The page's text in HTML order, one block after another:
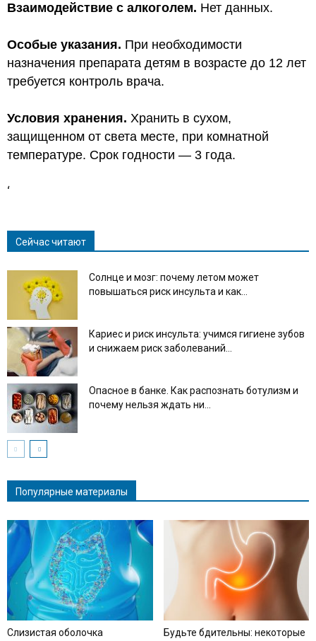
Взаимодействие с алкоголем. Нет данных.
Особые указания. При необходимости
назначения препарата детям в возрасте до 12 лет
требуется контроль врача.
Условия хранения. Хранить в сухом,
защищенном от света месте, при комнатной
температуре. Срок годности — 3 года.
‘
Сейчас читают
Солнце и мозг: почему летом может
повышаться риск инсульта и как...
Кариес и риск инсульта: учимся гигиене зубов
и снижаем риск заболеваний...
Опасное в банке. Как распознать ботулизм и
почему нельзя ждать ни...
Популярные материалы
Слизистая оболочка
Будьте бдительны: некоторые